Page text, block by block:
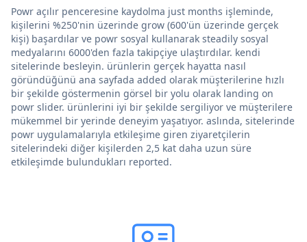
Powr açılır penceresine kaydolma just months işleminde,
kişilerini %250'nin üzerinde grow (600'ün üzerinde gerçek
kişi) başardılar ve powr sosyal kullanarak steadily sosyal
medyalarını 6000'den fazla takipçiye ulaştırdılar. kendi
sitelerinde besleyin. ürünlerin gerçek hayatta nasıl
göründüğünü ana sayfada added olarak müşterilerine hızlı
bir şekilde göstermenin görsel bir yolu olarak landing on
powr slider. ürünlerini iyi bir şekilde sergiliyor ve müşterilere
mükemmel bir yerinde deneyim yaşatıyor. aslında, sitelerinde
powr uygulamalarıyla etkileşime giren ziyaretçilerin
sitelerindeki diğer kişilerden 2,5 kat daha uzun süre
etkileşimde bulundukları reported.